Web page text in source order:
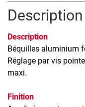
Description
Description
Béquilles aluminium
Réglage par vis
maxi.
Finition